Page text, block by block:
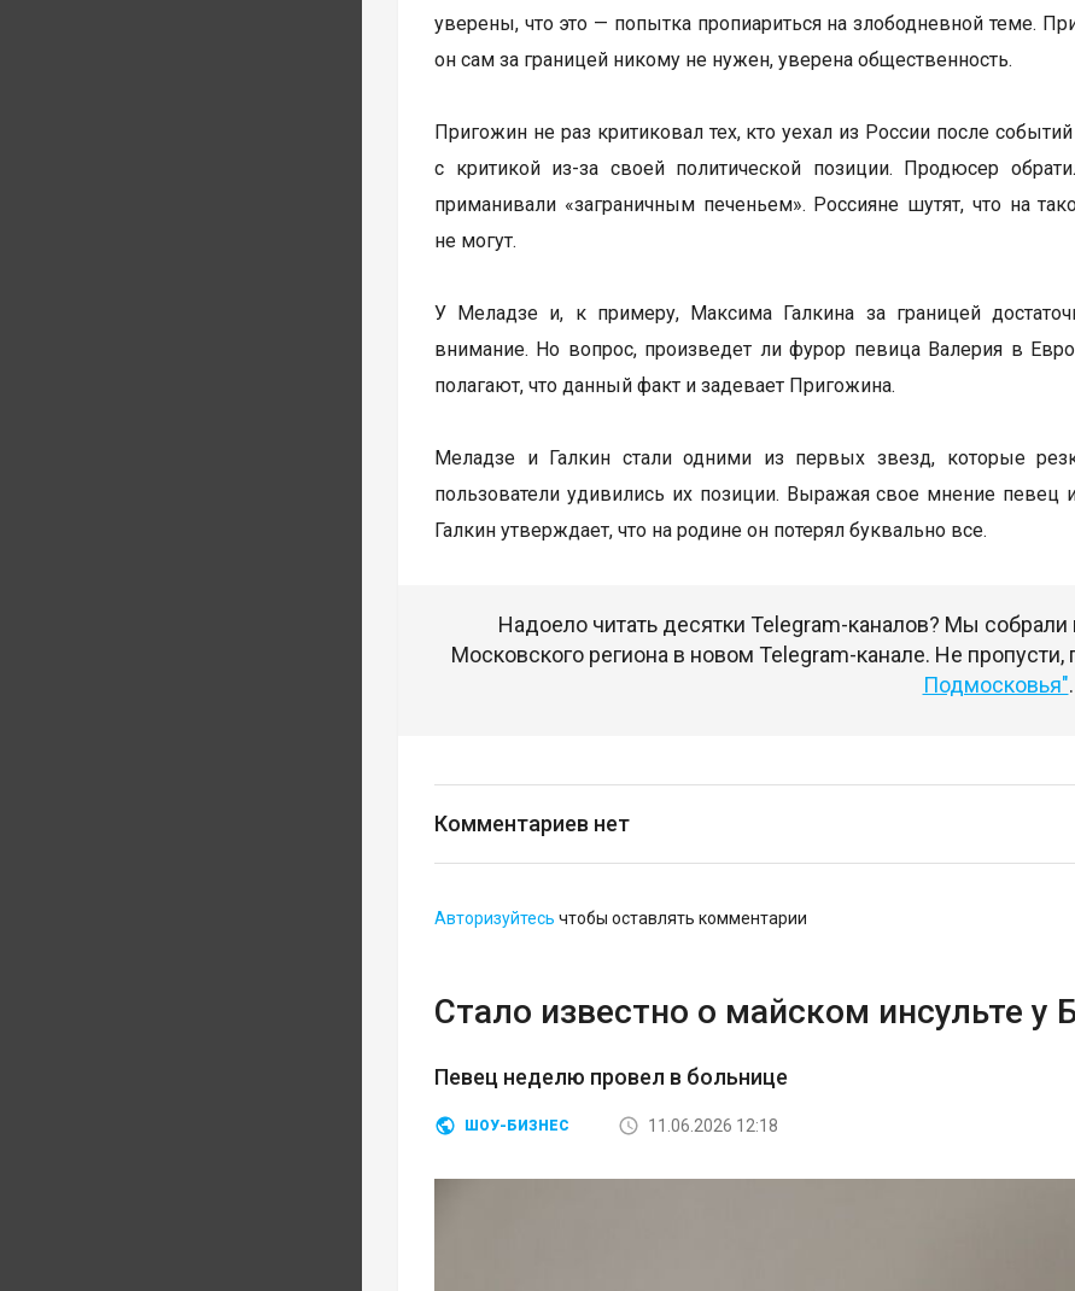
уверены, что это — попытка пропиариться на злободневной теме.
он сам за границей никому не нужен, уверена общественность.
Пригожин не раз критиковал тех, кто уехал из России после
с критикой из-за своей политической позиции. Продюсер
приманивали «заграничным печеньем». Россияне шутят, что на
не могут.
У Меладзе и, к примеру, Максима Галкина за границей
внимание. Но вопрос, произведет ли фурор певица Валерия в
полагают, что данный факт и задевает Пригожина.
Меладзе и Галкин стали одними из первых звезд, которые
пользователи удивились их позиции. Выражая свое мнение певец
Галкин утверждает, что на родине он потерял буквально все.
Надоело читать десятки Telegram-каналов? Мы
Московского региона в новом Telegram-канале. Не
Подмосковья".
Комментариев нет
Авторизуйтесь чтобы оставлять комментарии
Стало известно о майском инсульте у
Певец неделю провел в больнице
ШОУ-БИЗНЕС 11.06.2026 12:18